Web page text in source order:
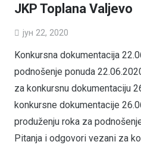
JKP Toplana Valjevo
јун 22, 2020
Konkursna dokumentacija
podnošenje ponuda
za konkursnu dokumentaciju
konkursne dokumentacije
produženju roka za
Pitanja i odgovori vezani za